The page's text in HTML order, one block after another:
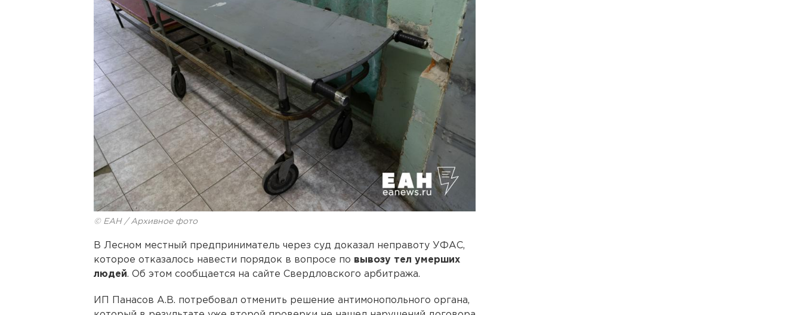
© ЕАН / Архивное фото
В Лесном местный предприниматель через суд доказал неправоту УФАС,
которое отказалось навести порядок в вопросе по вывозу тел умерших
людей. Об этом сообщается на сайте Свердловского арбитража.
ИП Панасов А.В. потребовал отменить решение антимонопольного органа,